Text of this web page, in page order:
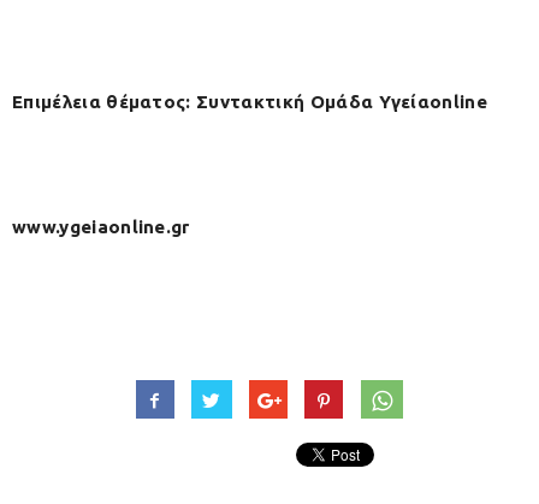
Επιμέλεια θέματος: Συντακτική Ομάδα Υγείαonline
www.ygeiaonline.gr